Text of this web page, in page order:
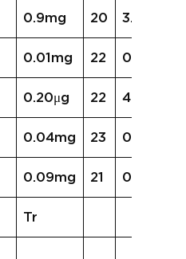
0.9mg 20 3.4mg
0.01mg 22 0.92mg
0.20μg 22 4.03μg
0.04mg 23 0.25mg
0.09mg 21 0.50mg
Tr